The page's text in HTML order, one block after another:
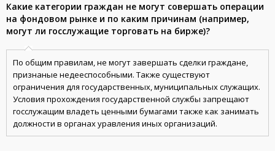
Какие категории граждан не могут совершать операции
на фондовом рынке и по каким причинам (например,
могут ли госслужащие торговать на бирже)?
По общим правилам, не могут завершать сделки граждане,
признаные недееспособными. Также существуют
ограничения для государственных, муниципальных служащих.
Условия прохождения государственной службы запрещают
госслужащим владеть ценными бумагами также как занимать
должности в органах уравления иных организаций.